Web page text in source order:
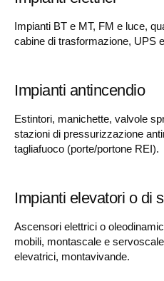
Impianti BT e MT, FM e luce,
cabine di trasformazione, UPS
Impianti antincendio
Estintori, manichette, valvole
stazioni di pressurizzazione
tagliafuoco (porte/portone REI).
Impianti elevatori o di
Ascensori elettrici o
mobili, montascale e
elevatrici, montavivande.